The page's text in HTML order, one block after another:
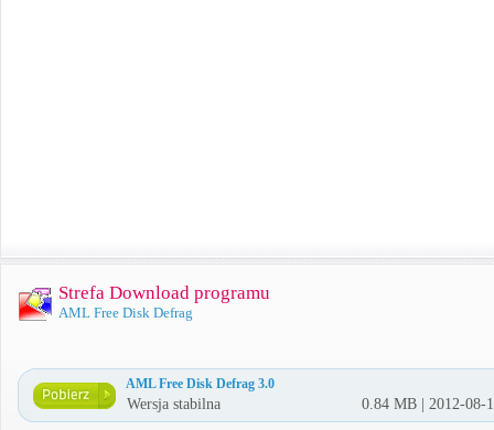
Strefa Download programu
AML Free Disk Defrag
AML Free Disk Defrag 3.0
Wersja stabilna 0.84 MB | 2012-08-